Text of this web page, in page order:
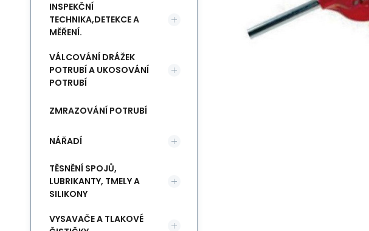
INSPEKČNÍ
TECHNIKA,DETEKCE A
MĚŘENÍ.
VÁLCOVÁNÍ DRÁŽEK
POTRUBÍ A UKOSOVÁNÍ
POTRUBÍ
ZMRAZOVÁNÍ POTRUBÍ
NÁŘADÍ
TĚSNĚNÍ SPOJŮ,
LUBRIKANTY, TMELY A
SILIKONY
VYSAVAČE A TLAKOVÉ